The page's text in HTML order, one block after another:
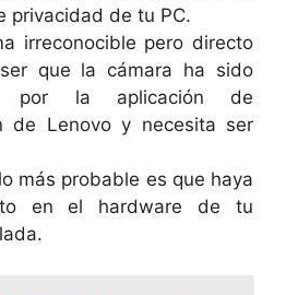
privacidad de tu PC.
irreconocible pero directo
que la cámara ha sido
por la aplicación de
de Lenovo y necesita ser
más probable es que haya
en el hardware de tu